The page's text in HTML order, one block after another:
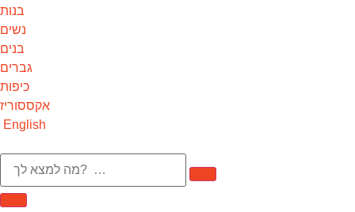
בנות
נשים
בנים
גברים
כיפות
אקססוריז
English